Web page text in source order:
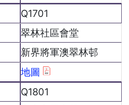
Q1701
翠林社區會堂
新界將軍澳翠林邨
地圖
Q1801